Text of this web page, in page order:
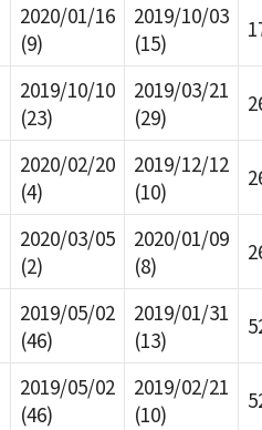
2020/01/16
(9)
2019/10/03
(15)
2019/10/10
(23)
2019/03/21
(29)
2020/02/20
(4)
2019/12/12
(10)
2020/03/05
(2)
2020/01/09
(8)
2019/05/02
(46)
2019/01/31
(13)
2019/05/02
(46)
2019/02/21
(10)